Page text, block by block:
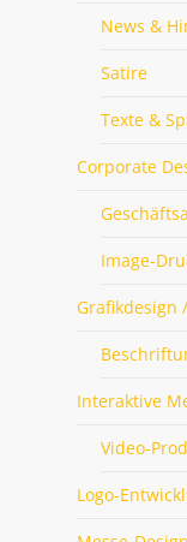
News &
Satire
Texte &
Corporate
Image-
Grafikdesign
Interaktive
Video-
Logo-